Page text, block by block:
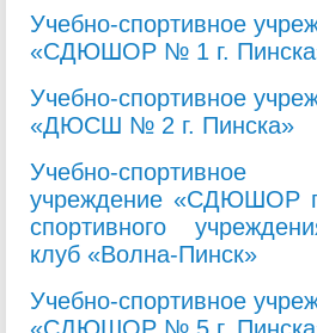
Учебно-спортивное
«СДЮШОР № 1 г.
Учебно-спортивное
«ДЮСШ № 2 г. Пинска»
Учебно-спортивное
учреждение «СДЮШОР
спортивного
клуб «Волна-Пинск»
Учебно-спортивное